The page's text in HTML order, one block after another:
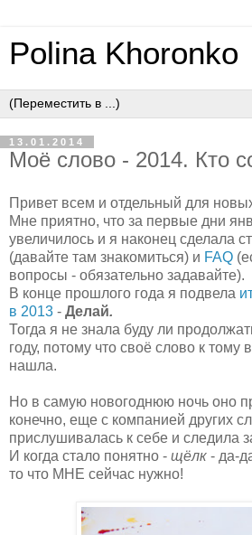
Polina Khoronko
13.01.2014
Моё слово - 2014. Кто
Привет всем и отдельный для
Мне приятно, что за первые дни
увеличилось и я наконец сделала
(давайте там знакомиться) и FAQ
вопросы - обязательно задавайте).
В конце прошлого года я подвела
в 2013 - Делай.
Тогда я не знала буду ли
году, потому что своё слово к тому
нашла.
Но в самую новогоднюю ночь оно
конечно, еще с компанией других
прислушивалась к себе и следила
И когда стало понятно - щёлк - да-
то что МНЕ сейчас нужно!